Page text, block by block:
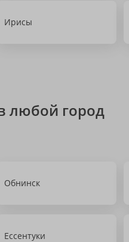
Ирисы
любой город
Обнинск
Ессентуки